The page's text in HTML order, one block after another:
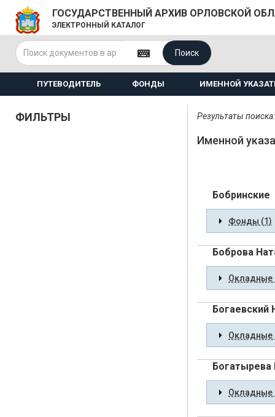
ГОСУДАРСТВЕННЫЙ АРХИВ ОРЛОВСКОЙ
ЭЛЕКТРОННЫЙ КАТАЛОГ
Поиск
ПУТЕВОДИТЕЛЬ ФОНДЫ ИМЕННОЙ
ФИЛЬТРЫ Результаты
Именной
Бобринские
Фонды (1)
Боброва
Окладные
Богаевский
Окладные
Богатырева
Окладные